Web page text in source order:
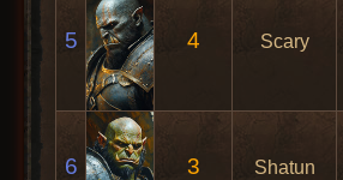
5 4 Scary
6 3 Shatun